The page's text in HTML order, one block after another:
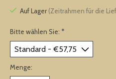
Auf Lager (Zeitrahmen für die
Bitte wählen Sie: *
Menge: